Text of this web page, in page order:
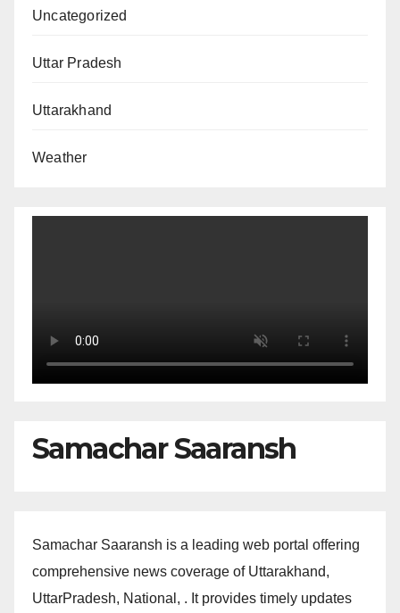
Uncategorized
Uttar Pradesh
Uttarakhand
Weather
Samachar Saaransh
Samachar Saaransh is a leading web portal offering
comprehensive news coverage of Uttarakhand,
UttarPradesh, National, . It provides timely updates